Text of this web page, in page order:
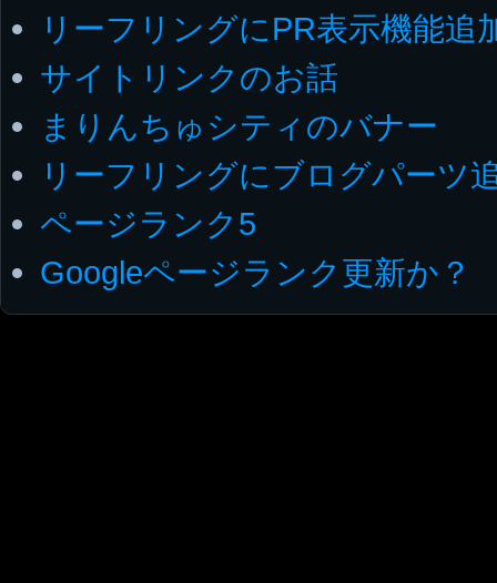
リーフリングにPR表示機能追
サイトリンクのお話
まりんちゅシティのバナー
リーフリングにブログパーツ
ページランク5
Googleページランク更新か？